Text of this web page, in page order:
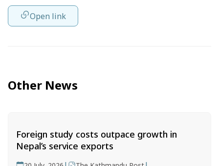
Open link
Other News
Foreign study costs outpace growth in
Nepal’s service exports